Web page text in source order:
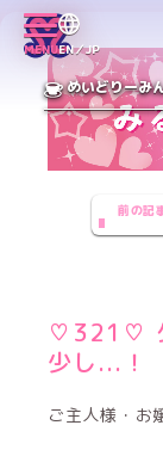
MENUEN／JP
めいどりーみ
前の記
♡321♡
少し...！
ご主人様・お